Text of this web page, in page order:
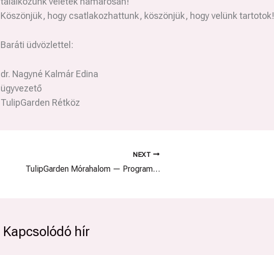
Köszönjük, hogy csatlakozhattunk, köszönjük, hogy velünk tartotok!
Baráti üdvözlettel:
dr. Nagyné Kalmár Edina
ügyvezető
TulipGarden Rétköz
NEXT
TulipGarden Mórahalom — Programturizmus
Kapcsolódó hír